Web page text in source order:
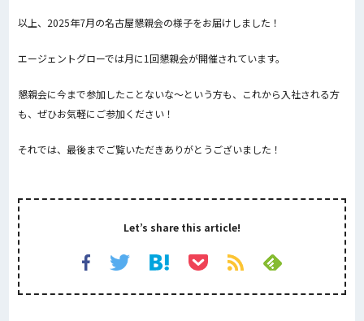
以上、2025年7月の名古屋懇親会の様子をお届けしました！
エージェントグローでは月に1回懇親会が開催されています。
懇親会に今まで参加したことないな～という方も、これから入社される方
も、ぜひお気軽にご参加ください！
それでは、最後までご覧いただきありがとうございました！
Let’s share this article!